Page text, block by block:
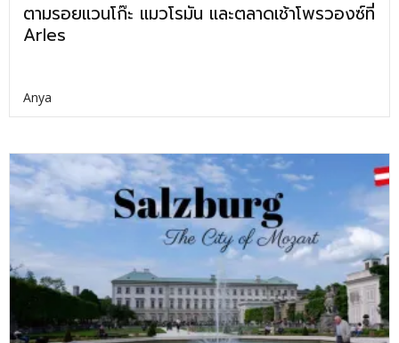
ตามรอยแวนโก๊ะ แมวโรมัน และตลาดเช้าโพรวองซ์ที่
Arles
Anya